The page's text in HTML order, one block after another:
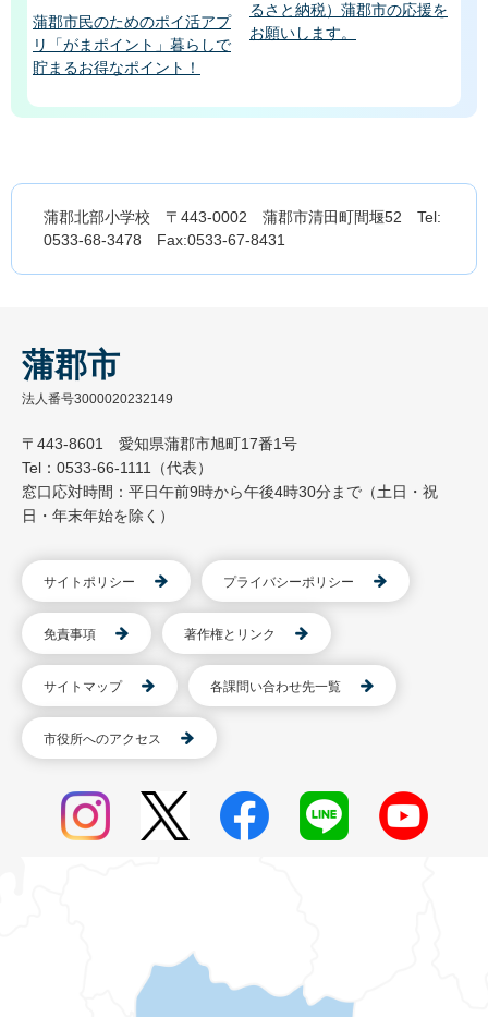
蒲郡市民のためのポイ活アプ
リ「がまポイント」暮らしで
貯まるお得なポイント！
るさと納税）蒲郡市の応援を
お願いします。
蒲郡北部小学校 〒443-0002 蒲郡市清田町間堰52 Tel:
0533-68-3478 Fax:0533-67-8431
蒲郡市
法人番号3000020232149
〒443-8601 愛知県蒲郡市旭町17番1号
Tel：0533-66-1111（代表）
窓口応対時間：平日午前9時から午後4時30分まで（土日・祝
日・年末年始を除く）
サイトポリシー プライバシーポリシー
免責事項 著作権とリンク
サイトマップ 各課問い合わせ先一覧
市役所へのアクセス